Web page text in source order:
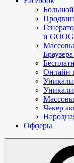
и
Онлайн
Чекер
Офферы